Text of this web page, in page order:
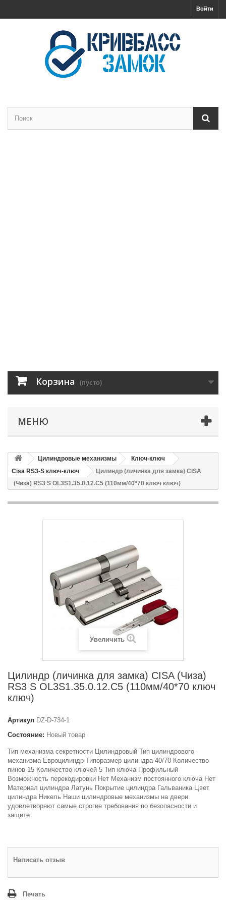
Войти
Корзина (пусто)
МЕНЮ
Цилиндровые механизмы
Ключ-ключ
Cisa RS3-S ключ-ключ
Цилиндр (личинка для замка) CISA
(Чиза) RS3 S OL3S1.35.0.12.С5 (110мм/40*70 ключ ключ)
Увеличить
Цилиндр (личинка для замка) CISA (Чиза)
RS3 S OL3S1.35.0.12.С5 (110мм/40*70 ключ
ключ)
Артикул DZ-D-734-1
Состояние: Новый товар
Тип механизма секретности Цилиндровый Тип цилиндрового
механизма Евроцилиндр Типоразмер цилиндра 40/70 Количество
пинов 15 Количество ключей 5 Тип ключа Профильный
Возможность перекодировки Нет Механизм постоянного ключа Нет
Материал цилиндра Латунь Покрытие цилиндра Гальваника Цвет
цилиндра Никель Наши цилиндровые механизмы на двери
удовлетворяют самые строгие требования по безопасности и
защите
Написать отзыв
Печать